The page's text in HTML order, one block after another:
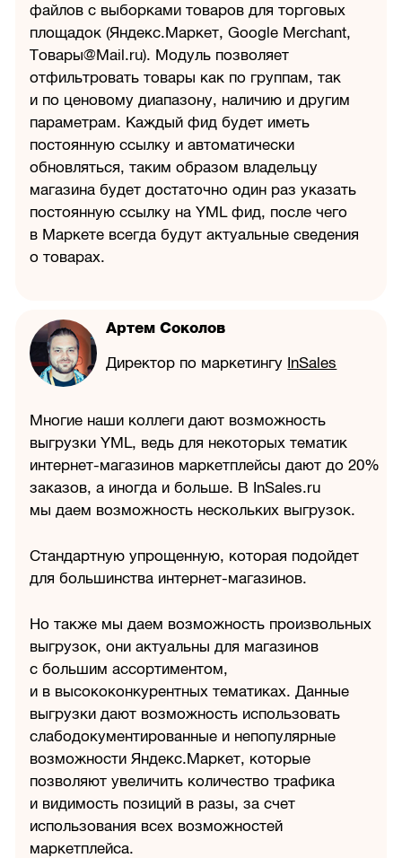
файлов с выборками товаров для торговых
площадок (Яндекс.Маркет, Google Merchant,
Товары@Mail.ru). Модуль позволяет
отфильтровать товары как по группам, так
и по ценовому диапазону, наличию и другим
параметрам. Каждый фид будет иметь
постоянную ссылку и автоматически
обновляться, таким образом владельцу
магазина будет достаточно один раз указать
постоянную ссылку на YML фид, после чего
в Маркете всегда будут актуальные сведения
о товарах.
Артем Соколов
Директор по маркетингу InSales
Многие наши коллеги дают возможность
выгрузки YML, ведь для некоторых тематик
интернет-магазинов маркетплейсы дают до 20%
заказов, а иногда и больше. В InSales.ru
мы даем возможность нескольких выгрузок.
Стандартную упрощенную, которая подойдет
для большинства интернет-магазинов.
Но также мы даем возможность произвольных
выгрузок, они актуальны для магазинов
с большим ассортиментом,
и в высококонкурентных тематиках. Данные
выгрузки дают возможность использовать
слабодокументированные и непопулярные
возможности Яндекс.Маркет, которые
позволяют увеличить количество трафика
и видимость позиций в разы, за счет
использования всех возможностей
маркетплейса.